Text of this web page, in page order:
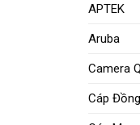
APTEK
Aruba
Camera
Cáp